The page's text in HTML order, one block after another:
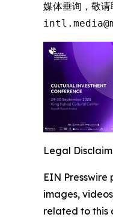
媒体垂询，敬请
Legal
EIN
images,
related to this